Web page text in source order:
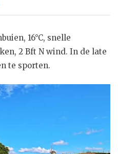
16°C, snelle
2 Bft N wind. In de late
te sporten.